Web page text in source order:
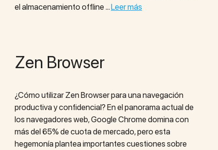
el almacenamiento offline …Leer más
Zen Browser
¿Cómo utilizar Zen Browser para una navegación
productiva y confidencial? En el panorama actual de
los navegadores web, Google Chrome domina con
más del 65% de cuota de mercado, pero esta
hegemonía plantea importantes cuestiones sobre